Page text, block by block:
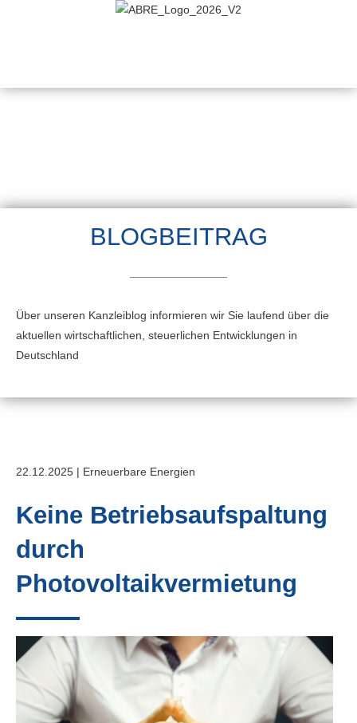
BLOGBEITRAG
Über unseren Kanzleiblog informieren wir Sie laufend über die
aktuellen wirtschaftlichen, steuerlichen Entwicklungen in
Deutschland
22.12.2025 | Erneuerbare Energien
Keine Betriebsaufspaltung
durch
Photovoltaikvermietung